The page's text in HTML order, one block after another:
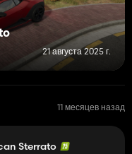
21 августа 2025 г.
11 месяцев назад
Sterrato